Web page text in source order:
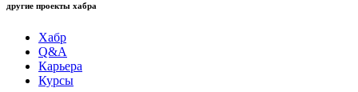
другие проекты хабра
Хабр
Q&A
Карьера
Курсы